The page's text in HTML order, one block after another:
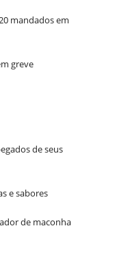
mandados em
greve
de seus
e sabores
de maconha